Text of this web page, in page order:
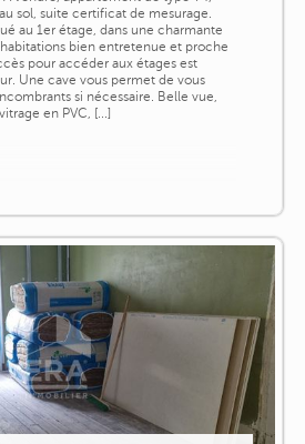
sol, suite certificat de mesurage.
au 1er étage, dans une charmante
bien entretenue et proche
pour accéder aux étages est
Une cave vous permet de vous
si nécessaire. Belle vue,
en PVC, [...]